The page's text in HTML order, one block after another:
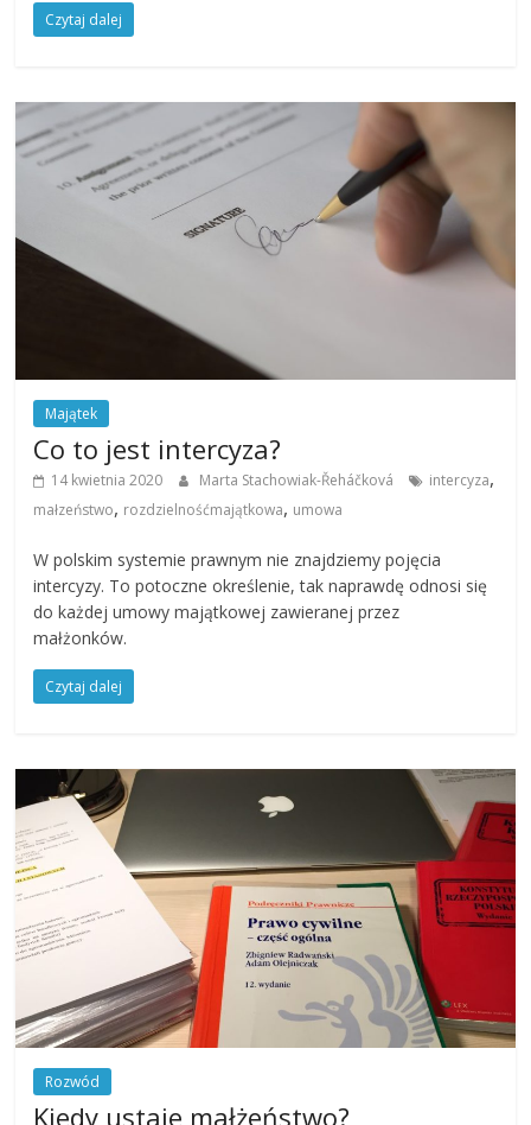
Czytaj dalej
Majątek
Co to jest intercyza?
14 kwietnia 2020 Marta Stachowiak-­Řeháčková intercyza,
małzeństwo, rozdzielnośćmajątkowa, umowa
W polskim systemie prawnym nie znajdziemy pojęcia
intercyzy. To potoczne określenie, tak naprawdę odnosi się
do każdej umowy majątkowej zawieranej przez
małżonków.
Czytaj dalej
Rozwód
Kiedy ustaje małżeństwo?